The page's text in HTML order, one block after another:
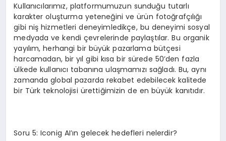
Kullanıcılarımız, platformumuzun sunduğu tutarlı
karakter oluşturma yeteneğini ve ürün fotoğrafçılığı
gibi niş hizmetleri deneyimledikçe, bu deneyimi sosyal
medyada ve kendi çevrelerinde paylaştılar. Bu organik
yayılım, herhangi bir büyük pazarlama bütçesi
harcamadan, bir yıl gibi kısa bir sürede 50’den fazla
ülkede kullanıcı tabanına ulaşmamızı sağladı. Bu, aynı
zamanda global pazarda rekabet edebilecek kalitede
bir Türk teknolojisi ürettiğimizin de en büyük kanıtıdır.
Soru 5: Iconig AI’ın gelecek hedefleri nelerdir?